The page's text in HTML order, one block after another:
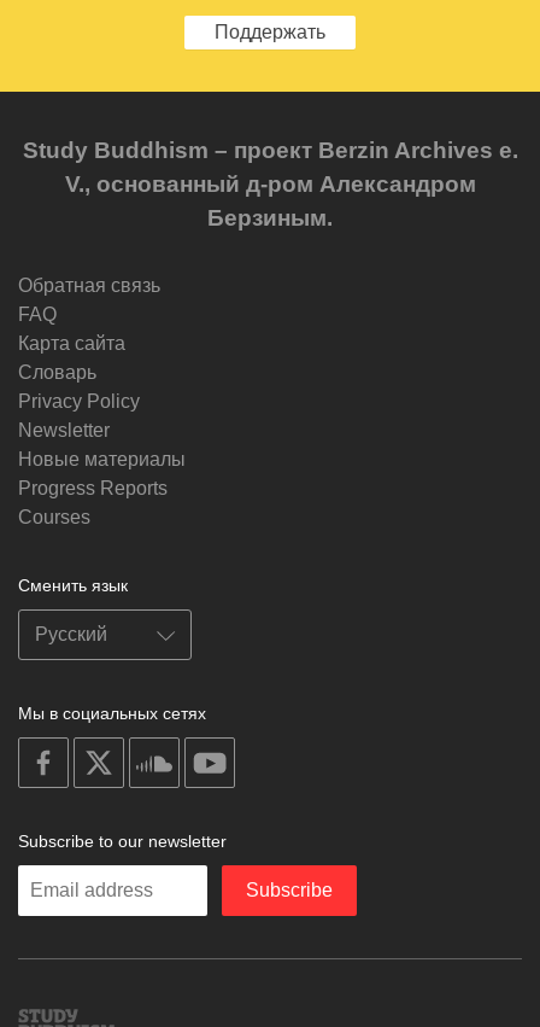
Поддержать
Study Buddhism – проект Berzin Archives e.
V., основанный д-ром Александром
Берзиным.
Обратная связь
FAQ
Карта сайта
Словарь
Privacy Policy
Newsletter
Новые материалы
Progress Reports
Courses
Сменить язык
Мы в социальных сетях
on
facebook
soundcloud
Subscribe to our newsletter
Enter
Subscribe
Study